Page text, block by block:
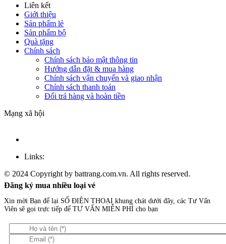
Liên kết
Giới thiệu
Sản phẩm lẻ
Sản phẩm bộ
Quà tặng
Chính sách
Chính sách bảo mật thông tin
Hướng dẫn đặt & mua hàng
Chính sách vận chuyển và giao nhận
Chính sách thanh toán
Đổi trả hàng và hoàn tiền
Mạng xã hội
Links:
© 2024 Copyright by battrang.com.vn. All rights reserved.
Đăng ký mua nhiều loại vé
Xin mời Bạn để lại SỐ ĐIỆN THOẠI khung chát dưới đây, các Tư Vấn
Viên sẽ gọi trực tiếp để TƯ VẤN MIỄN PHÍ cho bạn